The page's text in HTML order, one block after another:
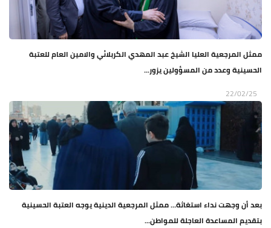
ممثل المرجعية العليا الشيخ عبد المهدي الكربلائي والامين العام للعتبة
الحسينية وعدد من المسؤولين يزور...
22/02/25
بعد أن وجهت نداء استغاثة… ممثل المرجعية الدينية يوجه العتبة الحسينية
بتقديم المساعدة العاجلة للمواطن...